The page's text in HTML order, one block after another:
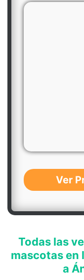
Ver
Todas las
mascotas en
a